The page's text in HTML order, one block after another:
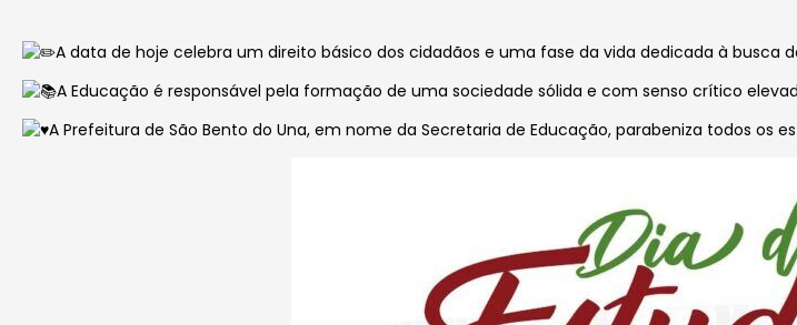
A data de hoje celebra um direito básico dos cidadãos e uma fase da vida dedicada à
A Educação é responsável pela formação de uma sociedade sólida e com senso crítico
A Prefeitura de São Bento do Una, em nome da Secretaria de Educação, parabeniza todos